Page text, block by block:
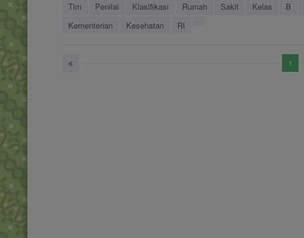
Tim Penilai Klasifikasi Rumah Sakit Kelas B
Kementerian
Kesehatan RI
1